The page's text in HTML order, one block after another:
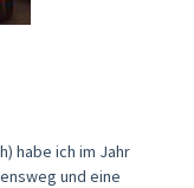
habe ich im Jahr
und eine